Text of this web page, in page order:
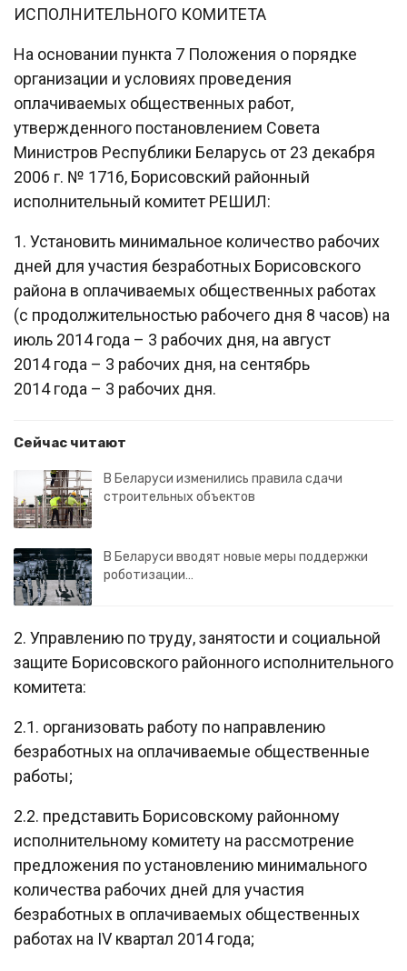
ИСПОЛНИТЕЛЬНОГО КОМИТЕТА
На основании пункта 7 Положения о порядке
организации и условиях проведения
оплачиваемых общественных работ,
утвержденного постановлением Совета
Министров Республики Беларусь от 23 декабря
2006 г. № 1716, Борисовский районный
исполнительный комитет РЕШИЛ:
1. Установить минимальное количество рабочих
дней для участия безработных Борисовского
района в оплачиваемых общественных работах
(с продолжительностью рабочего дня 8 часов) на
июль 2014 года – 3 рабочих дня, на август
2014 года – 3 рабочих дня, на сентябрь
2014 года – 3 рабочих дня.
Сейчас читают
В Беларуси изменились правила сдачи
строительных объектов
В Беларуси вводят новые меры поддержки
роботизации…
2. Управлению по труду, занятости и социальной
защите Борисовского районного исполнительного
комитета:
2.1. организовать работу по направлению
безработных на оплачиваемые общественные
работы;
2.2. представить Борисовскому районному
исполнительному комитету на рассмотрение
предложения по установлению минимального
количества рабочих дней для участия
безработных в оплачиваемых общественных
работах на IV квартал 2014 года;